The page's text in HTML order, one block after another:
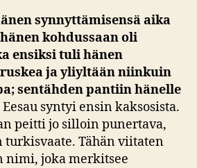
synnyttämisensä aika
kohdussaan oli
ensiksi tuli hänen
ja yliyltään niinkuin
sentähden pantiin hänelle
Eesau syntyi ensin kaksosista.
peitti jo silloin punertava,
turkisvaate. Tähän viitaten
joka merkitsee